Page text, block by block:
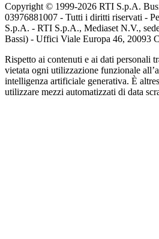
Copyright © 1999-2026 RTI S.p.A.
03976881007 - Tutti i diritti riservati -
S.p.A. - RTI S.p.A., Mediaset N.V.,
Bassi) - Uffici Viale Europa 46, 20093
Rispetto ai contenuti e ai dati personali
vietata ogni utilizzazione funzionale
intelligenza artificiale generativa. È
utilizzare mezzi automatizzati di data